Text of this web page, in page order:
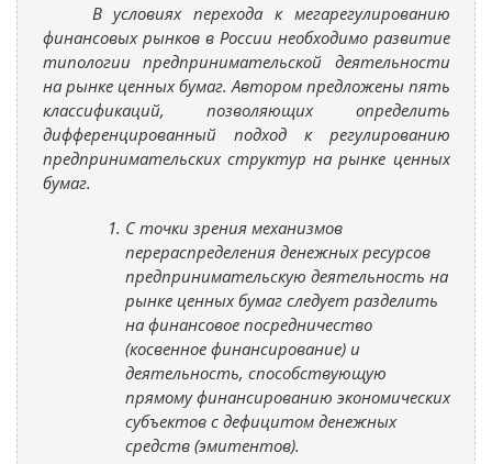
В условиях перехода к мегарегулированию
финансовых рынков в России необходимо развитие
типологии предпринимательской деятельности
на рынке ценных бумаг. Автором предложены пять
классификаций, позволяющих определить
дифференцированный подход к регулированию
предпринимательских структур на рынке ценных
бумаг.
С точки зрения механизмов
перераспределения денежных ресурсов
предпринимательскую деятельность на
рынке ценных бумаг следует разделить
на финансовое посредничество
(косвенное финансирование) и
деятельность, способствующую
прямому финансированию экономических
субъектов с дефицитом денежных
средств (эмитентов).